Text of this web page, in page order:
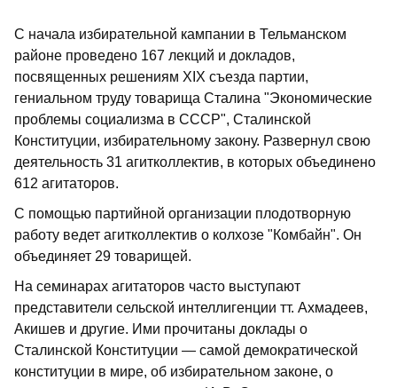
С начала избирательной кампании в Тельманском
районе проведено 167 лекций и докладов,
посвященных решениям XIX съезда партии,
гениальном труду товарища Сталина "Экономические
проблемы социализма в СССР", Сталинской
Конституции, избирательному закону. Развернул свою
деятельность 31 агитколлектив, в которых объединено
612 агитаторов.
С помощью партийной организации плодотворную
работу ведет агитколлектив о колхозе "Комбайн". Он
объединяет 29 товарищей.
На семинарах агитаторов часто выступают
представители сельской интеллигенции тт. Ахмадеев,
Акишев и другие. Ими прочитаны доклады о
Сталинской Конституции — самой демократической
конституции в мире, об избирательном законе, о